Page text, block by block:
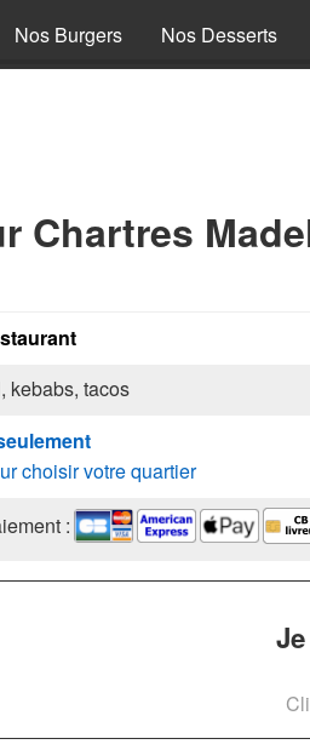
Nos Burgers Nos Desserts
Chartres
kebabs, tacos
choisir votre quartier
: